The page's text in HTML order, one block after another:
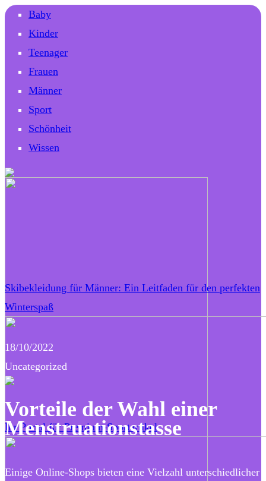
Baby
Kinder
Teenager
Frauen
Männer
Sport
Schönheit
Wissen
Skibekleidung für Männer: Ein Leitfaden für den perfekten
Winterspaß
Ihr Portal für Premium-Sportartikel
18/10/2022
Uncategorized
Vorteile der Wahl einer
Menstruationstasse
Einige Online-Shops bieten eine Vielzahl unterschiedlicher